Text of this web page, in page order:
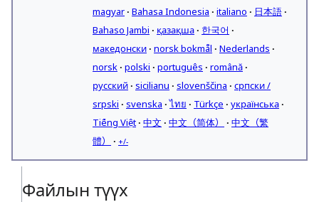
magyar∙Bahasa Indonesia∙italiano∙ 日本語∙
Bahaso Jambi∙ қазақша∙ 한국어 ∙
македонски∙norsk bokmål∙Nederlands∙
norsk∙polski∙português∙română∙
русский∙sicilianu∙slovenščina∙српски /
srpski∙svenska∙ไทย∙ Türkçe∙українська∙
Tiếng Việt∙中文∙中文（简体） ∙中文（繁
體） ∙ +/−
Файлын түүх